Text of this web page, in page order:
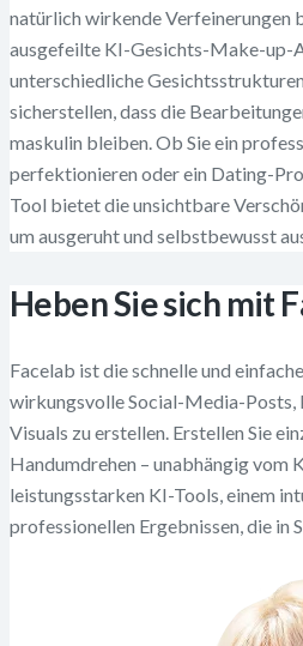
natürlich wirkende Verfeinerungen
ausgefeilte KI-Gesichts-Make-up-
unterschiedliche
sicherstellen, dass die
maskulin bleiben. Ob Sie ein
perfektionieren oder ein Dating-
Tool bietet die unsichtbare
um ausgeruht und selbstbewusst
Heben Sie sich mit
Facelab ist die schnelle und
wirkungsvolle Social-Media-
Visuals zu erstellen. Erstellen Sie
Handumdrehen – unabhängig vom
leistungsstarken KI-Tools, einem
professionellen Ergebnissen, die in